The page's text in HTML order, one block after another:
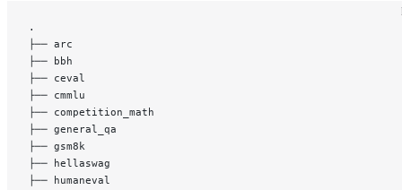
.
├── arc
├── bbh
├── ceval
├── cmmlu
├── competition_math
├── general_qa
├── gsm8k
├── hellaswag
├── humaneval